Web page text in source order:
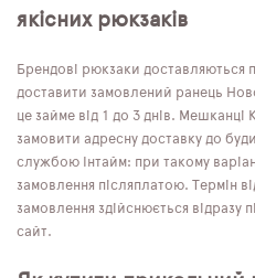
якісних рюкзаків
Брендові рюкзаки доставляються
доставити замовлений ранець
це займе від 1 до 3 днів.
замовити адресну доставку до
службою Інтайм: при такому
замовлення післяплатою. Термін
замовлення здійснюється відразу
сайт.